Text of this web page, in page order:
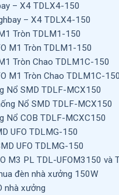
– X4 TDLX4-150
– X4 TDLX4-150
Tròn TDLM1-150
M1 Tròn TDLM1-150
Tròn Chao TDLM1C-150
M1 Tròn Chao TDLM1C-150
Nổ SMD TDLF-MCX150
Nổ SMD TDLF-MCX150
Nổ COB TDLF-MCXC150
UFO TDLMG-150
UFO TDLMG-150
M3 PL TDL-UFOM3150 và
đèn nhà xưởng 150W
nhà xưởng